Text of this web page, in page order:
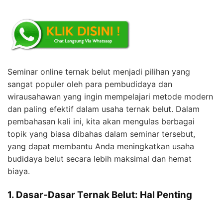
Seminar online ternak belut menjadi pilihan yang
sangat populer oleh para pembudidaya dan
wirausahawan yang ingin mempelajari metode modern
dan paling efektif dalam usaha ternak belut. Dalam
pembahasan kali ini, kita akan mengulas berbagai
topik yang biasa dibahas dalam seminar tersebut,
yang dapat membantu Anda meningkatkan usaha
budidaya belut secara lebih maksimal dan hemat
biaya.
1. Dasar-Dasar Ternak Belut: Hal Penting